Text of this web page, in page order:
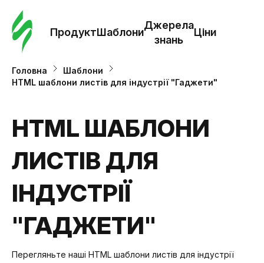
ПродуктШаблони
Джерела
знань
Ціни
Головна
Шаблони
HTML шаблони листів для індустрії "Гаджети"
HTML ШАБЛОНИ
ЛИСТІВ ДЛЯ
ІНДУСТРІЇ
"ГАДЖЕТИ"
Перегляньте наші HTML шаблони листів для індустрії